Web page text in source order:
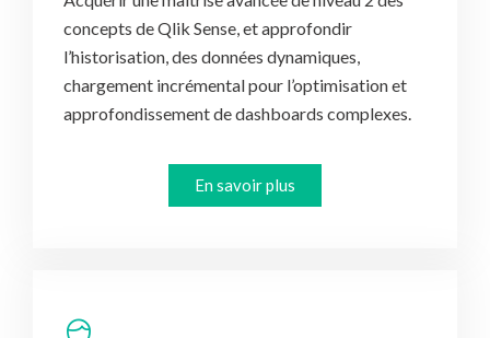
concepts de Qlik Sense, et approfondir
l’historisation, des données dynamiques,
chargement incrémental pour l’optimisation et
En savoir plus